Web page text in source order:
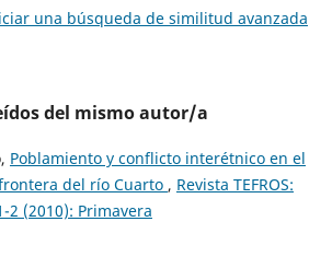
una búsqueda de similitud avanzada
del mismo autor/a
Poblamiento y conflicto interétnico en el
del río Cuarto , Revista TEFROS:
2 (2010): Primavera